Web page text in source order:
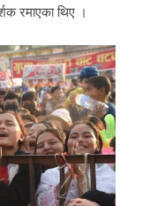
रमाएका थिए ।